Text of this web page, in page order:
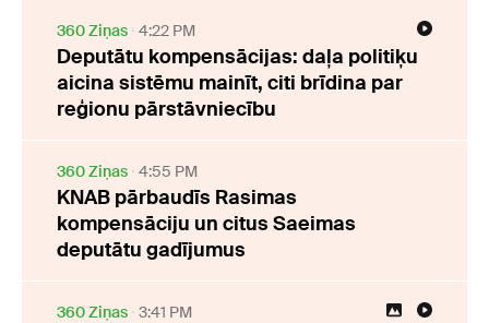
360 Ziņas 4:22 PM
Deputātu kompensācijas: daļa politiķu
aicina sistēmu mainīt, citi brīdina par
reģionu pārstāvniecību
360 Ziņas 4:55 PM
KNAB pārbaudīs Rasimas
kompensāciju un citus Saeimas
deputātu gadījumus
360 Ziņas 3:41 PM